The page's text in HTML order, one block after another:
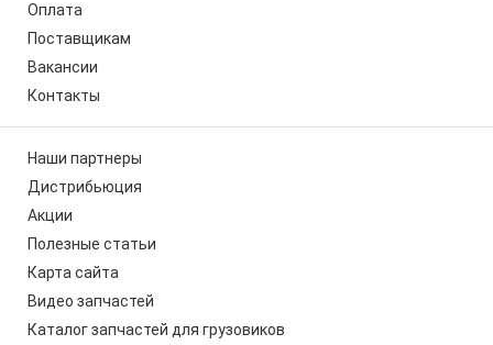
Оплата
Поставщикам
Вакансии
Контакты
Наши партнеры
Дистрибьюция
Акции
Полезные статьи
Карта сайта
Видео запчастей
Каталог запчастей для грузовиков